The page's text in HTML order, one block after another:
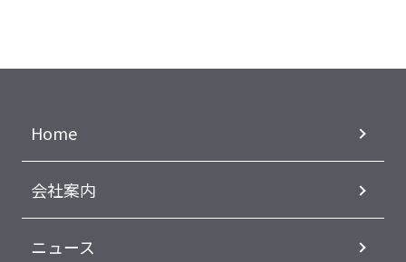
Home
会社案内
ニュース